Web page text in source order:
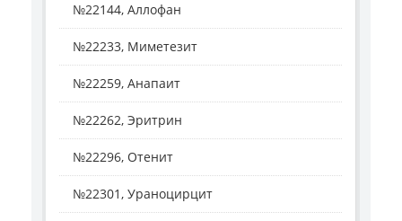
№22144, Аллофан
№22233, Миметезит
№22259, Анапаит
№22262, Эритрин
№22296, Отенит
№22301, Ураноцирцит